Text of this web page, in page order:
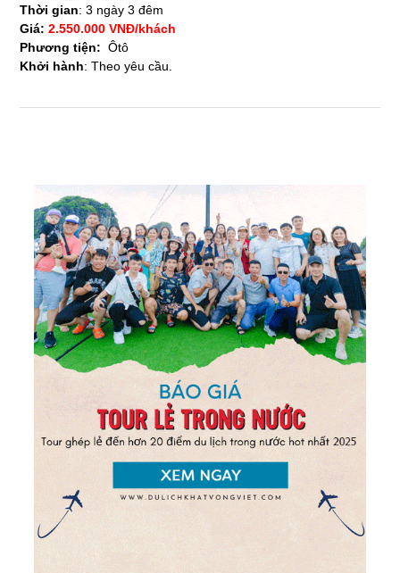
Thời gian: 3 ngày 3 đêm
Giá: 2.550.000 VNĐ/khách
Phương tiện: Ôtô
Khởi hành: Theo yêu cầu.